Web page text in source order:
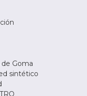
de Goma
sintético